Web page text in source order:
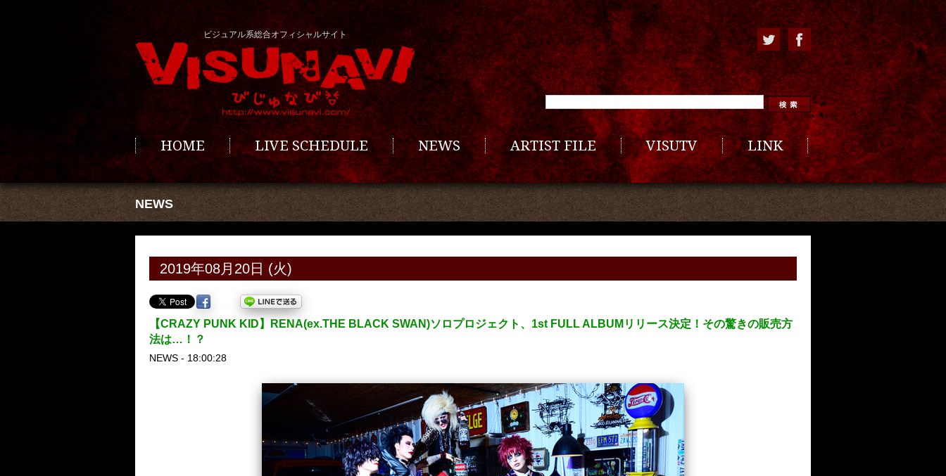
ビジュアル系総合オフィシャルサイト
HOME LIVE SCHEDULE NEWS ARTIST FILE VISUTV LINK
NEWS
2019年08月20日 (火)
【CRAZY PUNK KID】RENA(ex.THE BLACK SWAN)ソロプロジェクト、1st FULL ALBUMリリース決定！その驚きの販売方
法は…！？
NEWS - 18:00:28